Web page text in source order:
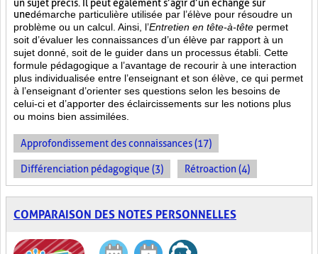
un sujet précis. Il peut également s’agir d’un échange sur
unedémarche particulière utilisée par l’élève pour résoudre un
problème ou un calcul. Ainsi, l’Entretien en tête-à-tête permet
soit d’évaluer les connaissances d’un élève par rapport à un
sujet donné, soit de le guider dans un processus établi. Cette
formule pédagogique a l’avantage de recourir à une interaction
plus individualisée entre l’enseignant et son élève, ce qui permet
à l’enseignant d’orienter ses questions selon les besoins de
celui-ci et d’apporter des éclaircissements sur les notions plus
ou moins bien assimilées.
Approfondissement des connaissances (17)
Différenciation pédagogique (3) Rétroaction (4)
COMPARAISON DES NOTES PERSONNELLES